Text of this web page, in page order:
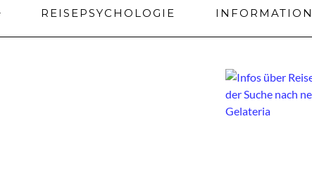
REISEPSYCHOLOGIE INFORMATION